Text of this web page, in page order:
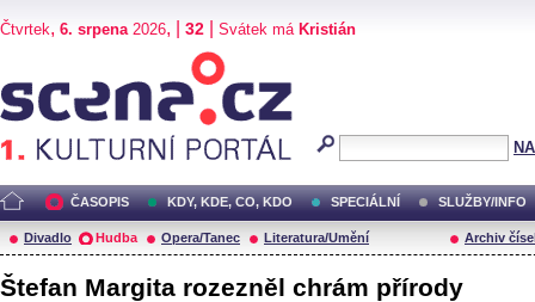
Čtvrtek, 6. srpena2026, | 32 Svátek má Kristián
ČASOPIS KDY, KDE, CO, KDO SPECIÁLNÍ SLUŽBY/INFO
Divadlo Hudba Opera/Tanec Literatura/Umění Archiv
Štefan Margita rozezněl chrám přírody